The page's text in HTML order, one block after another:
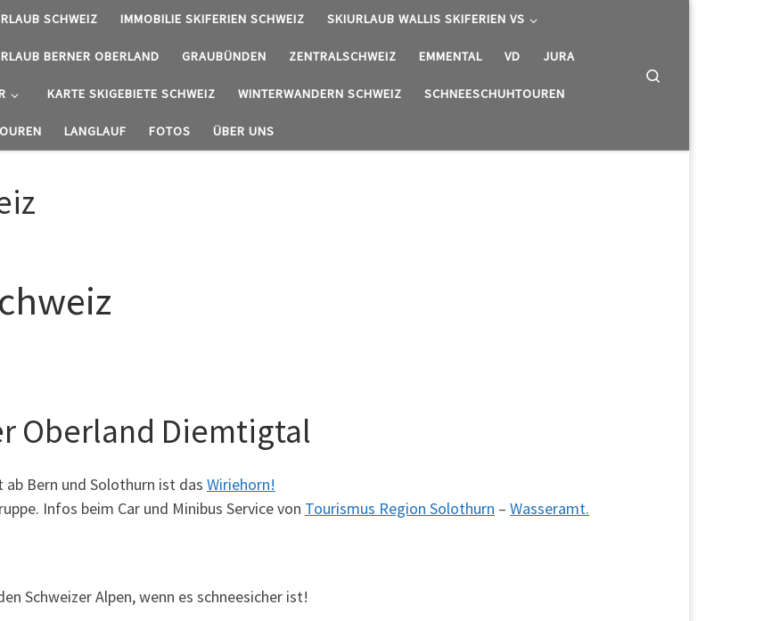
SCHWEIZ IMMOBILIE SKIFERIEN SCHWEIZ SKIURLAUB WALLIS SKIFERIEN VS
BERNER OBERLAND GRAUBÜNDEN ZENTRALSCHWEIZ EMMENTAL VD JURA
KARTE SKIGEBIETE SCHWEIZ WINTERWANDERN SCHWEIZ SCHNEESCHUHTOUREN
LANGLAUF FOTOS ÜBER UNS
Oberland Diemtigtal
Bern und Solothurn ist das Wiriehorn!
Infos beim Car und Minibus Service von Tourismus Region Solothurn – Wasseramt.
Schweizer Alpen, wenn es schneesicher ist!